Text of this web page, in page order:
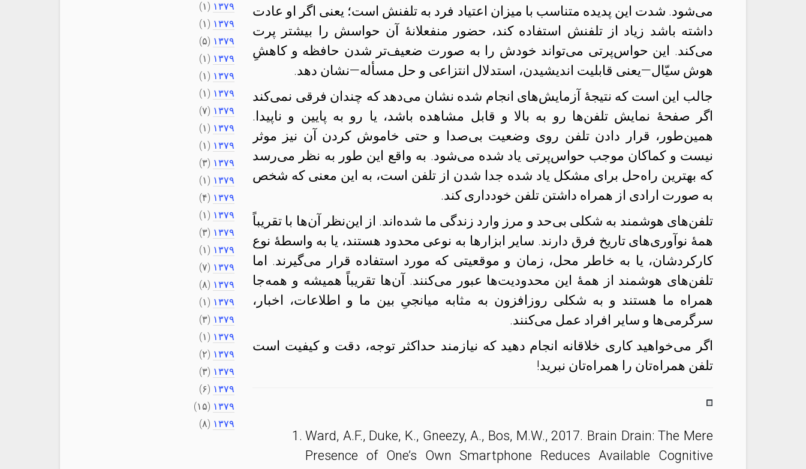
می‌شود. شدت این پدیده متناسب با میزان اعتیاد فرد به تلفنش است؛ یعنی اگر او عادت
داشته باشد زیاد از تلفنش استفاده کند، حضور منفعلانهٔ آن حواسش را بیشتر پرت
می‌کند. این حواس‌پرتی می‌تواند خودش را به صورت ضعیف‌تر شدن حافظه و کاهشِ
هوش سیّال—یعنی قابلیت اندیشیدن، استدلال انتزاعی و حل مسأله—نشان دهد.
جالب این است که نتیجهٔ آزمایش‌های انجام شده نشان می‌دهد که چندان فرقی نمی‌کند
اگر صفحهٔ نمایش تلفن‌ها رو به بالا و قابل مشاهده باشد، یا رو به پایین و ناپیدا.
همین‌طور، قرار دادن تلفن روی وضعیت بی‌صدا و حتی خاموش کردن آن نیز موثر
نیست و کماکان موجب حواس‌پرتی یاد شده می‌شود. به واقع این طور به نظر می‌رسد
که بهترین راه‌حل برای مشکل یاد شده جدا شدن از تلفن است، به این معنی که شخص
به صورت ارادی از همراه داشتن تلفن خودداری کند.
تلفن‌های هوشمند به شکلی بی‌حد و مرز وارد زندگی ما شده‌اند. از این‌نظر آن‌ها با تقریباً
همهٔ نوآوری‌های تاریخ فرق دارند. سایر ابزارها به نوعی محدود هستند، یا به واسطهٔ نوع
کارکردشان، یا به خاطر محل، زمان و موقعیتی که مورد استفاده قرار می‌گیرند. اما
تلفن‌های هوشمند از همهٔ این محدودیت‌ها عبور می‌کنند. آن‌ها تقریباً همیشه و همه‌جا
همراه ما هستند و به شکلی روزافزون به مثابه میانجیِ بین ما و اطلاعات، اخبار،
سرگرمی‌ها و سایر افراد عمل می‌کنند.
اگر می‌خواهید کاری خلاقانه انجام دهید که نیازمند حداکثر توجه، دقت و کیفیت است
تلفن‌ همراه‌تان را همراه‌تان نبرید!
Ward, A.F., Duke, K., Gneezy, A., Bos, M.W., 2017. Brain Drain: The Mere
Presence of One’s Own Smartphone Reduces Available Cognitive
۱۳۷۹ (۱)
۱۳۷۹ (۱)
۱۳۷۹ (۵)
۱۳۷۹ (۱)
۱۳۷۹ (۱)
۱۳۷۹ (۱)
۱۳۷۹ (۷)
۱۳۷۹ (۱)
۱۳۷۹ (۱)
۱۳۷۹ (۳)
۱۳۷۹ (۱)
۱۳۷۹ (۴)
۱۳۷۹ (۱)
۱۳۷۹ (۳)
۱۳۷۹ (۱)
۱۳۷۹ (۷)
۱۳۷۹ (۸)
۱۳۷۹ (۱)
۱۳۷۹ (۳)
۱۳۷۹ (۱)
۱۳۷۹ (۲)
۱۳۷۹ (۳)
۱۳۷۹ (۶)
۱۳۷۹ (۱۵)
۱۳۷۹ (۸)